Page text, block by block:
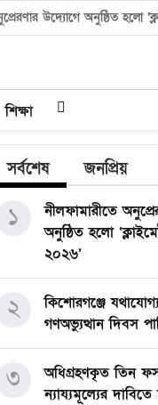
উদ্যোগে অনুষ্ঠিত হলো
শিক্ষা
সর্বশেষ জনপ্রিয়
নীলফামারীতে
অনুষ্ঠিত হলো
২০২৬’
১
কিশোরগঞ্জে
গণঅভ্যুত্থান দিবস
২
অধিগ্রহণকৃত তিন
ন্যায্যমূল্যের
৩